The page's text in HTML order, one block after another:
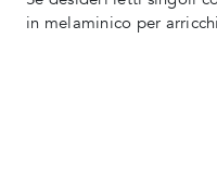
in melaminico per